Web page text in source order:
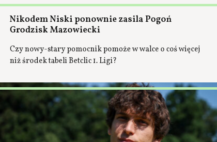
Nikodem Niski ponownie zasila Pogoń
Grodzisk Mazowiecki
Czy nowy-stary pomocnik pomoże w walce o coś więcej
niż środek tabeli Betclic 1. Ligi?